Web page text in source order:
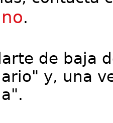
.
de baja
y, una